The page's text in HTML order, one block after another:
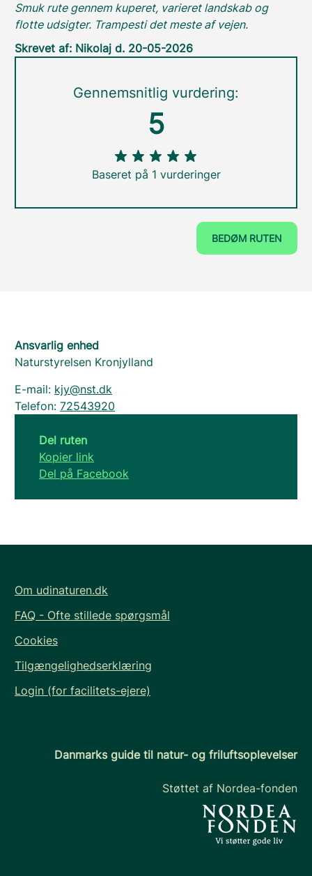
Smuk rute gennem kuperet, varieret landskab og
flotte udsigter. Trampesti det meste af vejen.
Skrevet af: Nikolaj d. 20-05-2026
Gennemsnitlig vurdering:
5
Baseret på 1 vurderinger
BEDØM RUTEN
Ansvarlig enhed
Naturstyrelsen Kronjylland
E-mail: kjy@nst.dk
Telefon: 72543920
Del ruten
Kopier link
Del på Facebook
Om udinaturen.dk
FAQ - Ofte stillede spørgsmål
Cookies
Tilgængelighedserklæring
Login (for facilitets-ejere)
Danmarks guide til natur- og friluftsoplevelser
Støttet af Nordea-fonden